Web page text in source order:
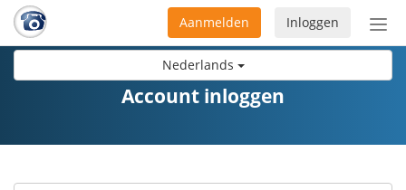
Nederlands
Inloggen
Aanmelden
Account inloggen